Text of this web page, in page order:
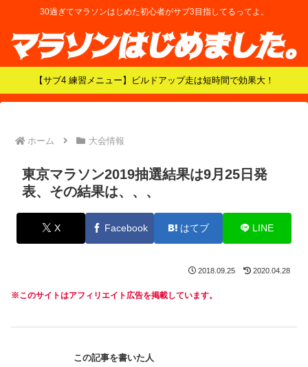
30過ぎてマラソンはじめた初心者がサブ3目指してるってよ。
【サブ4 練習メニュー】ビルドアップ走は短時間で効果大！
ホーム 大会情報
東京マラソン2019抽選結果は9月25日発
表、その結果は、、、
X Facebook はてブ LINE
2018.09.25 2020.04.28
※このサイトはアフィリエイト広告を掲載しています。
この記事を書いた人